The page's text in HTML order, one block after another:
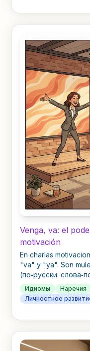
Venga, va: el
motivación
En charlas
"va" y "ya". Son
(по‑русски:
Идиомы Наречия
Личностное